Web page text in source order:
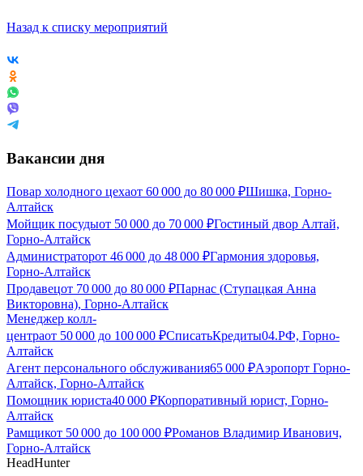
Назад к списку мероприятий
Вакансии дня
Повар холодного цехаот 60 000 до 80 000 ₽Шишка, Горно-
Алтайск
Мойщик посудыот 50 000 до 70 000 ₽Гостиный двор Алтай,
Горно-Алтайск
Администраторот 46 000 до 48 000 ₽Гармония здоровья,
Горно-Алтайск
Продавецот 70 000 до 80 000 ₽Парнас (Ступацкая Анна
Викторовна), Горно-Алтайск
Менеджер колл-
центраот 50 000 до 100 000 ₽СписатьКредиты04.РФ, Горно-
Алтайск
Агент персонального обслуживания65 000 ₽Аэропорт Горно-
Алтайск, Горно-Алтайск
Помощник юриста40 000 ₽Корпоративный юрист, Горно-
Алтайск
Рамщикот 50 000 до 100 000 ₽Романов Владимир Иванович,
Горно-Алтайск
HeadHunter